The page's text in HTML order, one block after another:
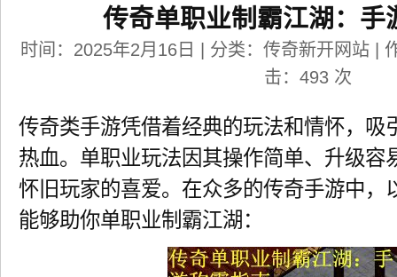
传奇单职业制霸江湖：手
时间：2025年2月16日 | 分类：传奇新开网站 |
击： 493 次
传奇类手游凭借着经典的玩法和情怀，吸
热血。单职业玩法因其操作简单、升级容
怀旧玩家的喜爱。在众多的传奇手游中，
能够助你单职业制霸江湖：